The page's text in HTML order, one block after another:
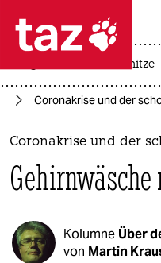
 taz
taz
themen
politik
öko
gesellschaft
hitze
Coronakrise und der
Coronakrise und der
Kolumne Über
von Martin